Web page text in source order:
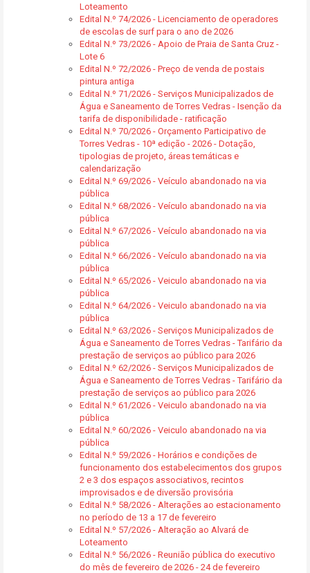
Loteamento
Edital N.º 74/2026 - Licenciamento de operadores
de escolas de surf para o ano de 2026
Edital N.º 73/2026 - Apoio de Praia de Santa Cruz -
Lote 6
Edital N.º 72/2026 - Preço de venda de postais
pintura antiga
Edital N.º 71/2026 - Serviços Municipalizados de
Água e Saneamento de Torres Vedras - Isenção da
tarifa de disponibilidade - ratificação
Edital N.º 70/2026 - Orçamento Participativo de
Torres Vedras - 10ª edição - 2026 - Dotação,
tipologias de projeto, áreas temáticas e
calendarização
Edital N.º 69/2026 - Veículo abandonado na via
pública
Edital N.º 68/2026 - Veículo abandonado na via
pública
Edital N.º 67/2026 - Veículo abandonado na via
pública
Edital N.º 66/2026 - Veículo abandonado na via
pública
Edital N.º 65/2026 - Veiculo abandonado na via
pública
Edital N.º 64/2026 - Veiculo abandonado na via
pública
Edital N.º 63/2026 - Serviços Municipalizados de
Água e Saneamento de Torres Vedras - Tarifário da
prestação de serviços ao público para 2026
Edital N.º 62/2026 - Serviços Municipalizados de
Água e Saneamento de Torres Vedras - Tarifário da
prestação de serviços ao público para 2026
Edital N.º 61/2026 - Veiculo abandonado na via
pública
Edital N.º 60/2026 - Veiculo abandonado na via
pública
Edital N.º 59/2026 - Horários e condições de
funcionamento dos estabelecimentos dos grupos
2 e 3 dos espaços associativos, recintos
improvisados e de diversão provisória
Edital N.º 58/2026 - Alterações ao estacionamento
no período de 13 a 17 de fevereiro
Edital N.º 57/2026 - Alteração ao Alvará de
Loteamento
Edital N.º 56/2026 - Reunião pública do executivo
do mês de fevereiro de 2026 - 24 de fevereiro